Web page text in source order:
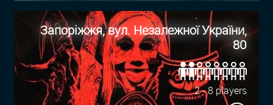
Запоріжжя, вул. Незалежної України,
80
2 - 8 players